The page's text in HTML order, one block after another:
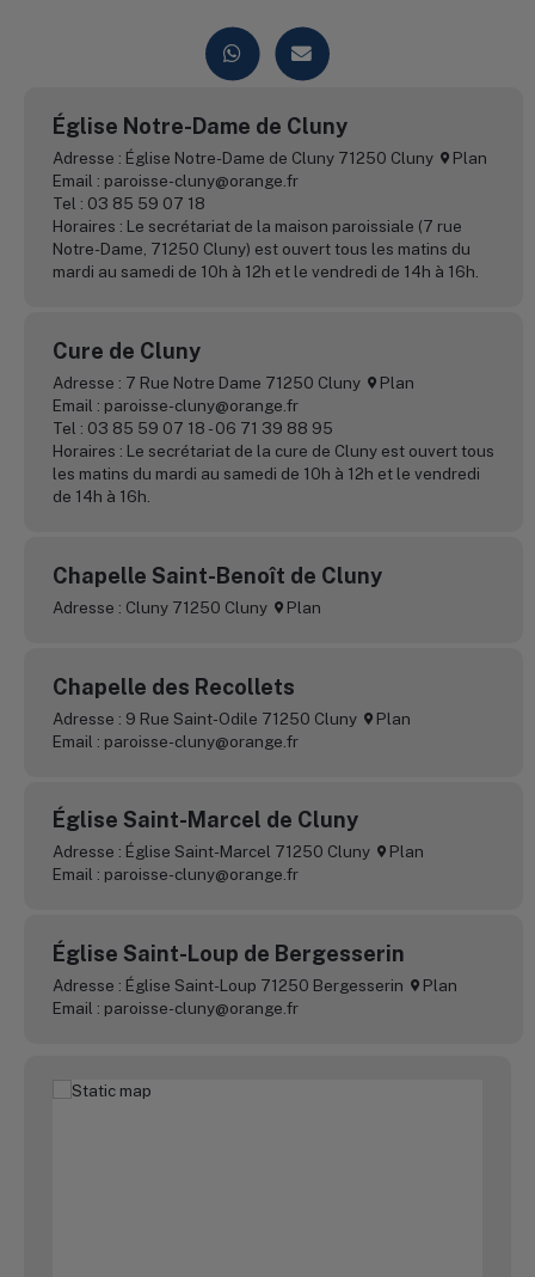
Église Notre-Dame de Cluny
Adresse : Église Notre-Dame de Cluny 71250 Cluny
Plan
Email : paroisse-cluny@orange.fr
Tel : 03 85 59 07 18
Horaires : Le secrétariat de la maison paroissiale (7 rue
Notre-Dame, 71250 Cluny) est ouvert tous les matins du
mardi au samedi de 10h à 12h et le vendredi de 14h à 16h.
Cure de Cluny
Adresse : 7 Rue Notre Dame 71250 Cluny
Plan
Email : paroisse-cluny@orange.fr
Tel : 03 85 59 07 18 - 06 71 39 88 95
Horaires : Le secrétariat de la cure de Cluny est ouvert tous
les matins du mardi au samedi de 10h à 12h et le vendredi
de 14h à 16h.
Chapelle Saint-Benoît de Cluny
Adresse : Cluny 71250 Cluny Plan
Chapelle des Recollets
Adresse : 9 Rue Saint-Odile 71250 Cluny
Plan
Email : paroisse-cluny@orange.fr
Église Saint-Marcel de Cluny
Adresse : Église Saint-Marcel 71250 Cluny
Plan
Email : paroisse-cluny@orange.fr
Église Saint-Loup de Bergesserin
Adresse : Église Saint-Loup 71250 Bergesserin
Plan
Email : paroisse-cluny@orange.fr
Église Saint-Denis de Bourgvilain